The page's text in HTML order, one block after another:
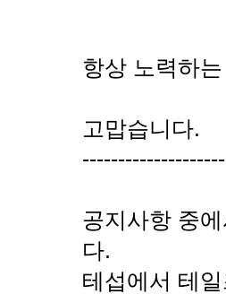
항상 노력하
고맙습니다.
공지사항 중
다.
테섭에서 테